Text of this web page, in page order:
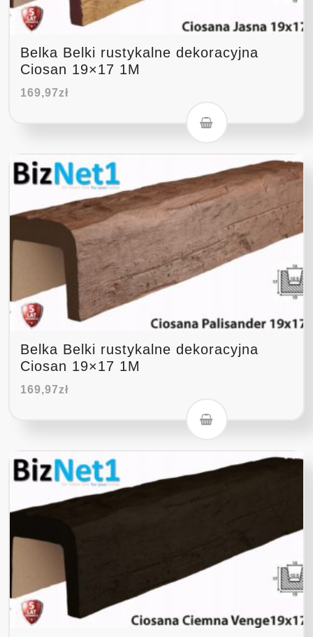
Belka Belki rustykalne dekoracyjna
Ciosan 19×17 1M
169,97zł
Belka Belki rustykalne dekoracyjna
Ciosan 19×17 1M
169,97zł